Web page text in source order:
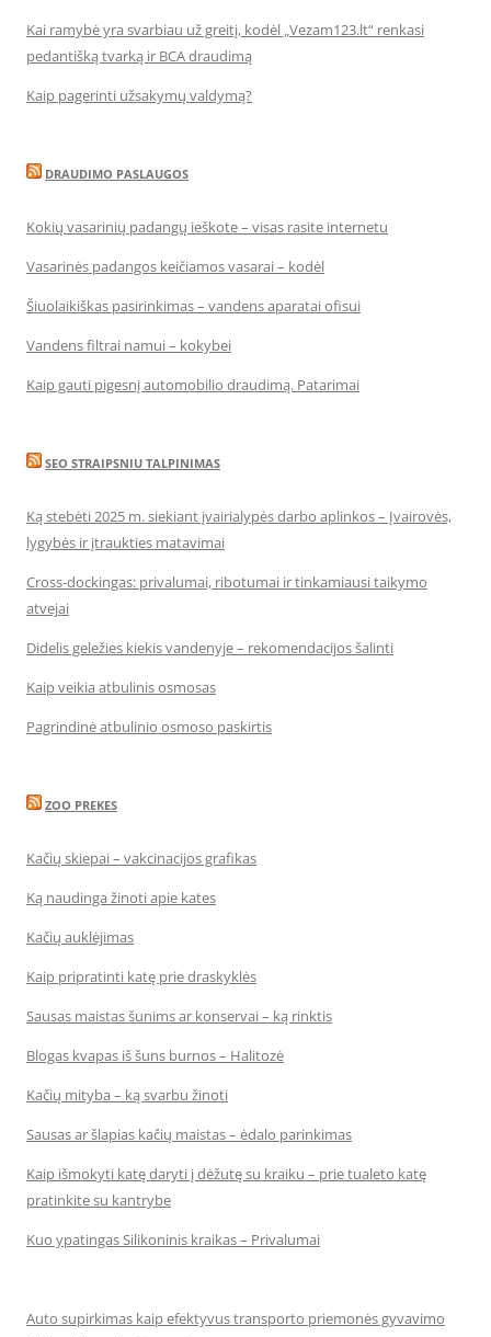
Kai ramybė yra svarbiau už greitį, kodėl „Vezam123.lt“ renkasi
pedantišką tvarką ir BCA draudimą
Kaip pagerinti užsakymų valdymą?
DRAUDIMO PASLAUGOS
Kokių vasarinių padangų ieškote – visas rasite internetu
Vasarinės padangos keičiamos vasarai – kodėl
Šiuolaikiškas pasirinkimas – vandens aparatai ofisui
Vandens filtrai namui – kokybei
Kaip gauti pigesnį automobilio draudimą. Patarimai
SEO STRAIPSNIU TALPINIMAS
Ką stebėti 2025 m. siekiant įvairialypės darbo aplinkos – Įvairovės,
lygybės ir įtraukties matavimai
Cross-dockingas: privalumai, ribotumai ir tinkamiausi taikymo
atvejai
Didelis geležies kiekis vandenyje – rekomendacijos šalinti
Kaip veikia atbulinis osmosas
Pagrindinė atbulinio osmoso paskirtis
ZOO PREKES
Kačių skiepai – vakcinacijos grafikas
Ką naudinga žinoti apie kates
Kačių auklėjimas
Kaip pripratinti katę prie draskyklės
Sausas maistas šunims ar konservai – ką rinktis
Blogas kvapas iš šuns burnos – Halitozė
Kačių mityba – ką svarbu žinoti
Sausas ar šlapias kačių maistas – ėdalo parinkimas
Kaip išmokyti katę daryti į dėžutę su kraiku – prie tualeto katę
pratinkite su kantrybe
Kuo ypatingas Silikoninis kraikas – Privalumai
Auto supirkimas kaip efektyvus transporto priemonės gyvavimo